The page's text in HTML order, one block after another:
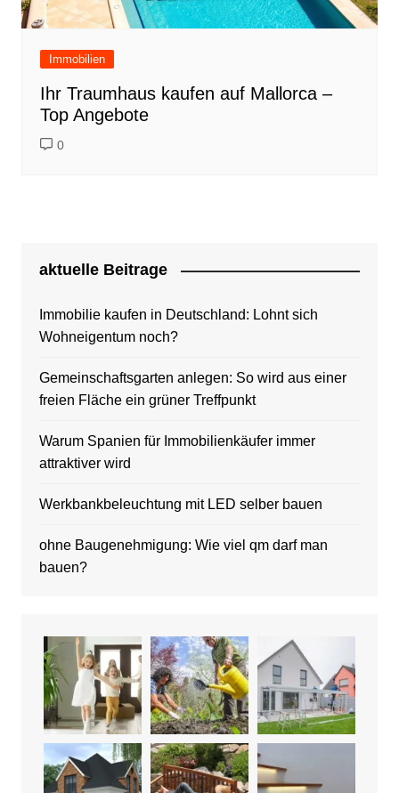
Immobilien
Ihr Traumhaus kaufen auf Mallorca –
Top Angebote
0
aktuelle Beitrage
Immobilie kaufen in Deutschland: Lohnt sich
Wohneigentum noch?
Gemeinschaftsgarten anlegen: So wird aus einer
freien Fläche ein grüner Treffpunkt
Warum Spanien für Immobilienkäufer immer
attraktiver wird
Werkbankbeleuchtung mit LED selber bauen
ohne Baugenehmigung: Wie viel qm darf man
bauen?